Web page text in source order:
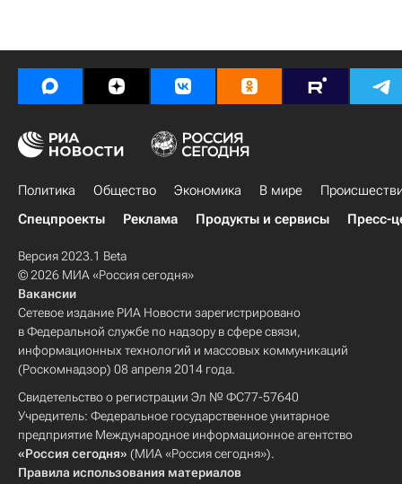
Политика Общество Экономика В мире
Спецпроекты
Реклама Продукты и сервисы Пресс-
Версия 2023.1 Beta
© 2026 МИА «Россия сегодня»
Вакансии
Сетевое издание РИА Новости зарегистрировано
в Федеральной службе по надзору в сфере связи,
информационных технологий и массовых коммуникаций
(Роскомнадзор) 08 апреля 2014 года.
Свидетельство о регистрации Эл № ФС77-57640
Учредитель: Федеральное государственное унитарное
предприятие Международное информационное агентство
«Россия сегодня» (МИА «Россия сегодня»).
Правила использования материалов